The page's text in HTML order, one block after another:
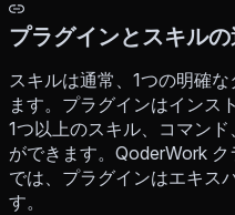
プラグインとスキルの
スキルは通常、1つの明確
ます。プラグインはインス
1つ以上のスキル、コマン
ができます。QoderWork
では、プラグインはエキス
す。